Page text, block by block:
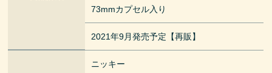
73mmカプセル入り
2021年9月発売予定【再販】
ニッキー